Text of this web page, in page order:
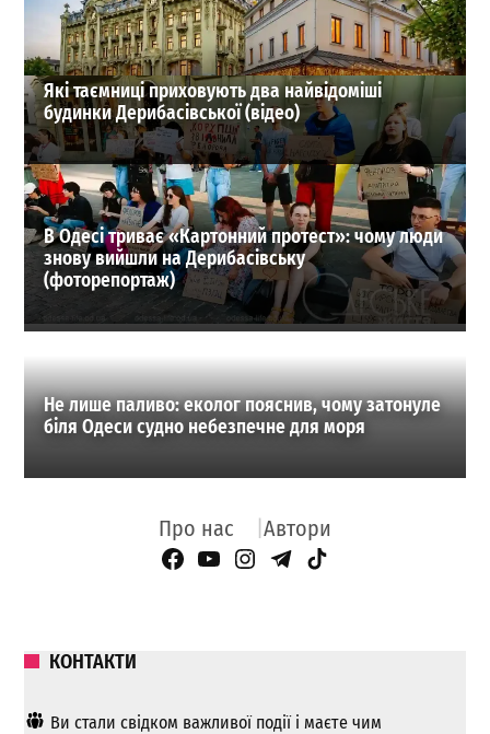
ВИБІР РЕДАКЦІЇ
Які таємниці приховують два найвідоміші
будинки Дерибасівської (відео)
В Одесі триває «Картонний протест»: чому люди
знову вийшли на Дерибасівську
(фоторепортаж)
Не лише паливо: еколог пояснив, чому затонуле
біля Одеси судно небезпечне для моря
Про нас Автори
Facebook Page
YouTube
Instagram
Telegram
TikTok
КОНТАКТИ
Ви стали свідком важливої ​​події і маєте чим